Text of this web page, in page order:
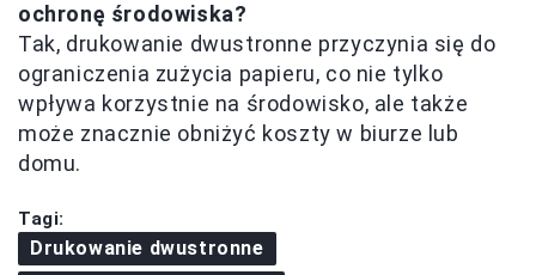
ochronę środowiska?
Tak, drukowanie dwustronne przyczynia się do
ograniczenia zużycia papieru, co nie tylko
wpływa korzystnie na środowisko, ale także
może znacznie obniżyć koszty w biurze lub
domu.
Tagi:
Drukowanie dwustronne